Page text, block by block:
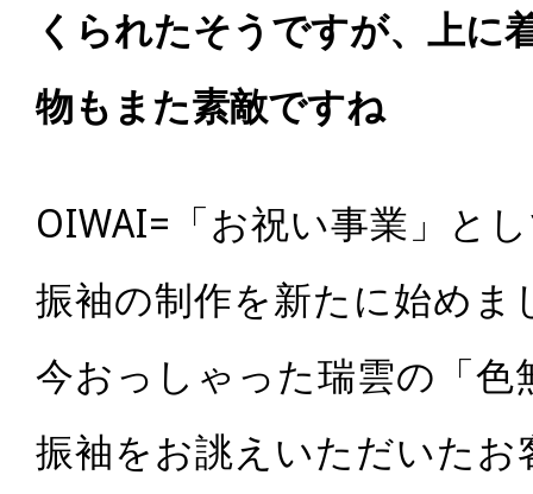
くられたそうですが、上に
物もまた素敵ですね
OIWAI= 「お祝い事業」と
振袖の制作を新たに始めま
今おっしゃった瑞雲の「色
振袖をお誂えいただいた